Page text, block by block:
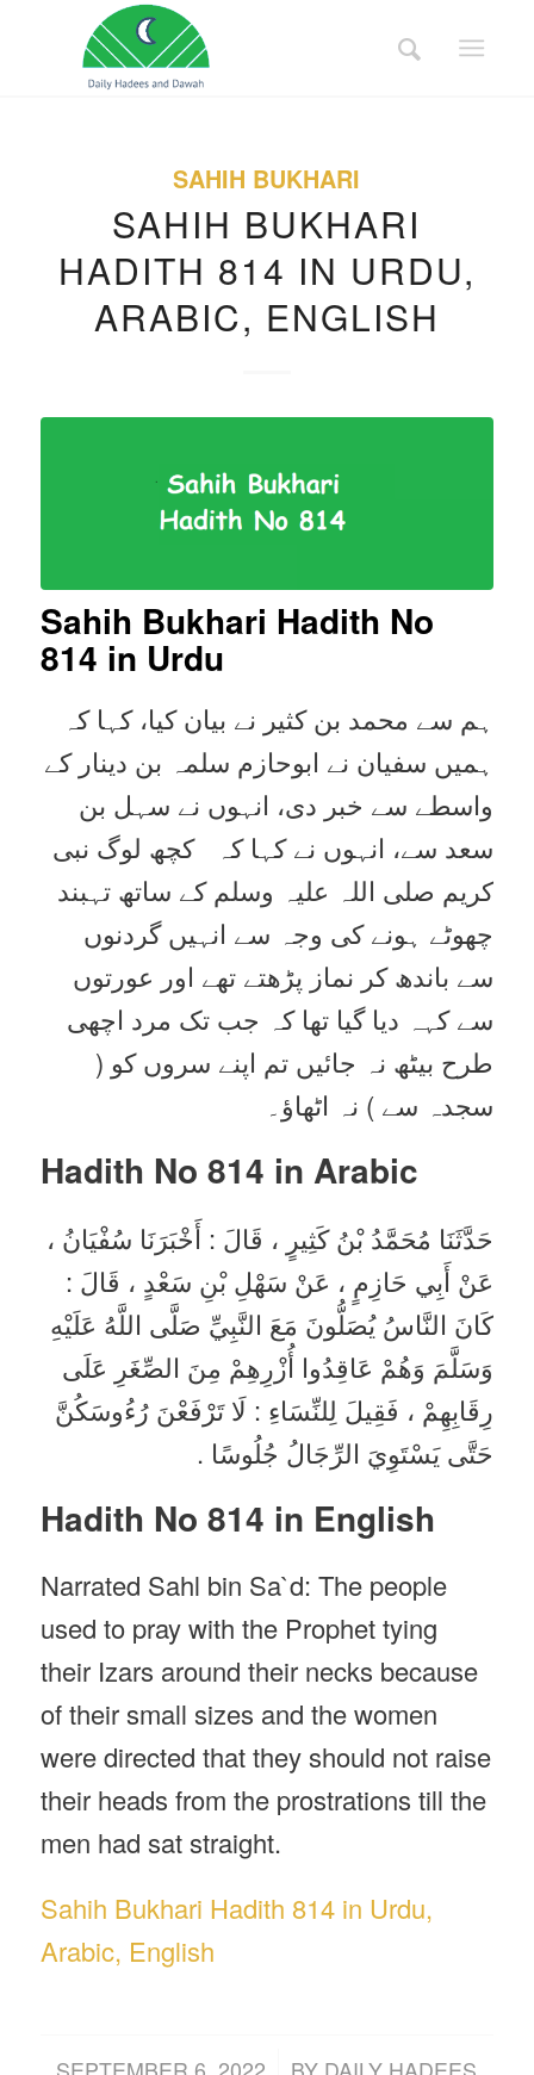
SAHIH BUKHARI
SAHIH BUKHARI
HADITH 814 IN URDU,
ARABIC, ENGLISH
Sahih Bukhari Hadith No
814 in Urdu
ہم سے محمد بن کثیر نے بیان کیا، کہا کہ
ہمیں سفیان نے ابوحازم سلمہ بن دینار کے
واسطے سے خبر دی، انہوں نے سہل بن
سعد سے، انہوں نے کہا کہ کچھ لوگ نبی
کریم صلی اللہ علیہ وسلم کے ساتھ تہبند
چھوٹے ہونے کی وجہ سے انہیں گردنوں
سے باندھ کر نماز پڑھتے تھے اور عورتوں
سے کہہ دیا گیا تھا کہ جب تک مرد اچھی
طرح بیٹھ نہ جائیں تم اپنے سروں کو (
سجدہ سے ) نہ اٹھاؤ۔
Hadith No 814 in Arabic
حَدَّثَنَا مُحَمَّدُ بْنُ كَثِيرٍ ، قَالَ : أَخْبَرَنَا سُفْيَانُ ،
عَنْ أَبِي حَازِمٍ ، عَنْ سَهْلِ بْنِ سَعْدٍ ، قَالَ :
كَانَ النَّاسُ يُصَلُّونَ مَعَ النَّبِيِّ صَلَّى اللَّهُ عَلَيْهِ
وَسَلَّمَ وَهُمْ عَاقِدُوا أُزْرِهِمْ مِنَ الصِّغَرِ عَلَى
رِقَابِهِمْ ، فَقِيلَ لِلنِّسَاءِ : لَا تَرْفَعْنَ رُءُوسَكُنَّ
حَتَّى يَسْتَوِيَ الرِّجَالُ جُلُوسًا .
Hadith No 814 in English
Narrated Sahl bin Sa`d: The people
used to pray with the Prophet tying
their Izars around their necks because
of their small sizes and the women
were directed that they should not raise
their heads from the prostrations till the
men had sat straight.
Sahih Bukhari Hadith 814 in Urdu,
Arabic, English